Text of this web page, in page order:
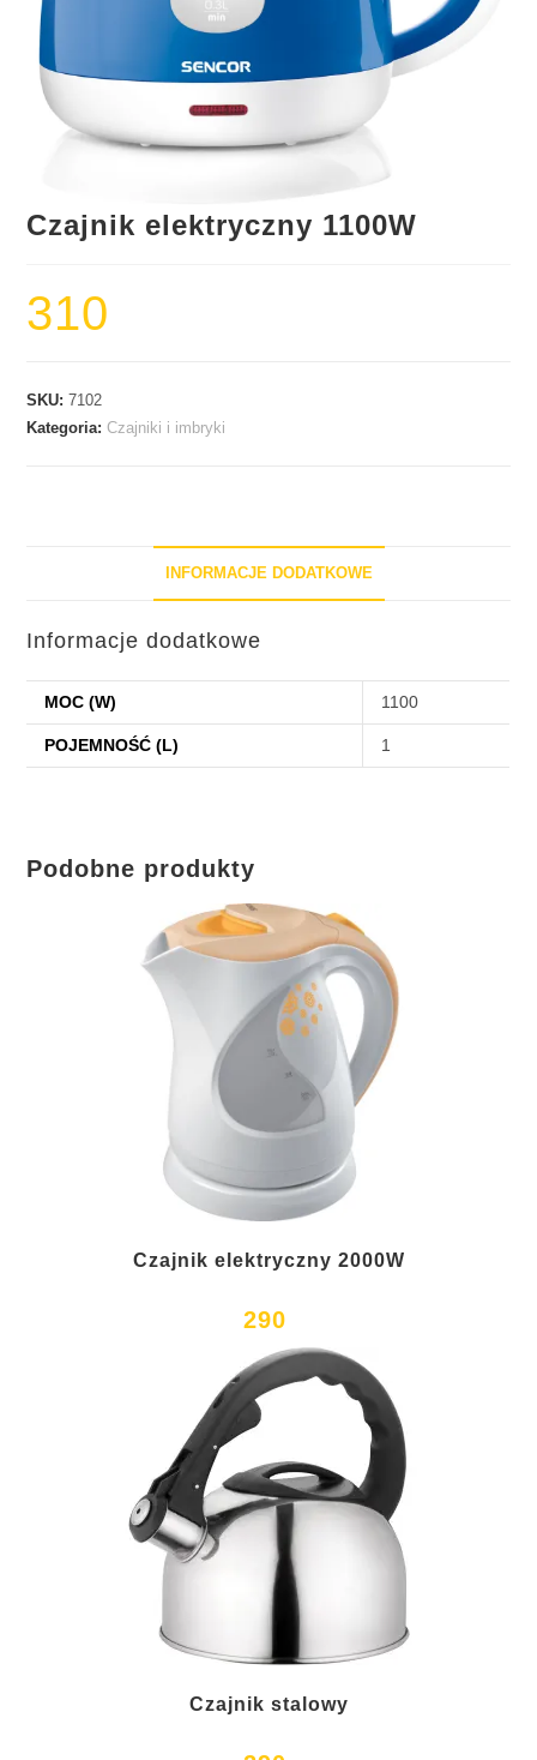
Czajnik elektryczny 1100W
310
SKU:7102
Kategoria:Czajniki i imbryki
INFORMACJE DODATKOWE
Informacje dodatkowe
MOC (W) 1100
POJEMNOŚĆ (L) 1
Podobne produkty
Czajnik elektryczny 2000W
290
Czajnik stalowy